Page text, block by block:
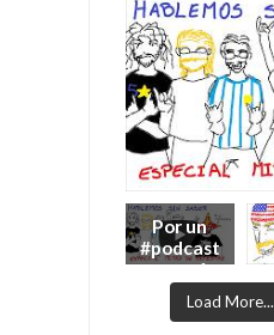
Por un
#podcast
con más
Moonsaul
ts #93:Load More...